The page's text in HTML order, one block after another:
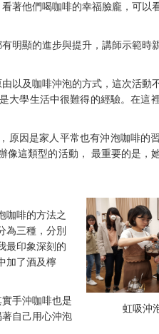
著他們喝咖啡的幸福臉龐，可以
顯的進步與提升，講師示範時
以及咖啡沖泡的方式，這次活動
大學生活中很難得的經驗。在這
因是家人平常也有沖泡咖啡的
像這類型的活動， 最重要的是，
虹吸沖
咖啡的方法之
為三種，分別
最印象深刻的
加了酒及檸
手沖咖啡也是
自己用心沖泡